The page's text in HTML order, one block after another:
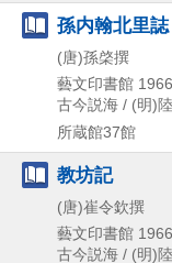
孫内翰北里誌
(唐)孫棨撰
藝文印書館 1966
古今説海 / (明)
所蔵館37館
教坊記
(唐)崔令欽撰
藝文印書館 1966
古今説海 / (明)